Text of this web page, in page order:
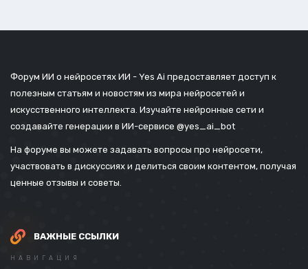
Форум ИИ о нейросетях ИИ - Yes Ai предоставляет доступ к
полезным статьям и новостям из мира нейросетей и
искусственного интеллекта. Изучайте нейронные сети и
создавайте генерации в ИИ-сервисе @yes_ai_bot
На форуме вы можете задавать вопросы про нейросети,
участвовать в дискуссиях и делиться своим контентом, получая
ценные отзывы и советы.
ВАЖНЫЕ ССЫЛКИ
НАВИГАЦИЯ